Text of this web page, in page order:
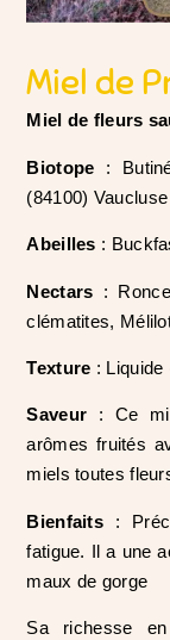
Miel de
Miel de fleurs
Biotope :
(84100)
Abeilles :
Nectars :
clématites,
Texture : Liquide
Saveur : Ce
arômes fruités
miels toutes
Bienfaits :
fatigue. Il a une
maux de gorge
Sa richesse